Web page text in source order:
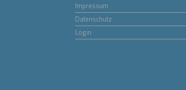
Impressum
Datenschutz
Login